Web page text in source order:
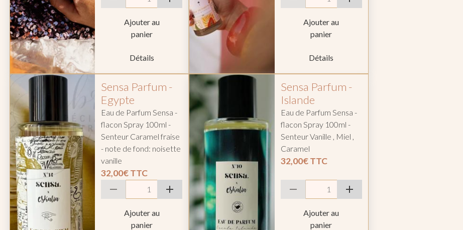
Ajouter au
panier
Détails
Ajouter au
panier
Détails
Sensa Parfum -
Egypte
Eau de Parfum Sensa -
flacon Spray 100ml -
Senteur Caramel fraise
- note de fond: noisette
vanille
32,00€TTC
Ajouter au
panier
Sensa Parfum -
Islande
Eau de Parfum Sensa -
flacon Spray 100ml -
Senteur Vanille , Miel ,
Caramel
32,00€TTC
Ajouter au
panier